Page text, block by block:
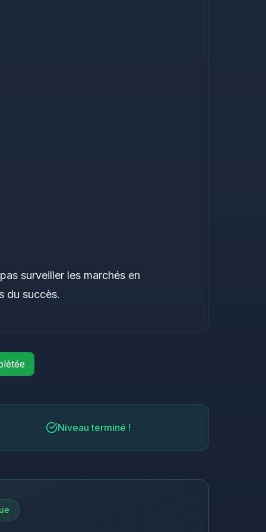
surveiller les marchés en
du succès.
Niveau terminé !